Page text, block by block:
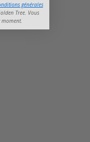
générales
Tree. Vous